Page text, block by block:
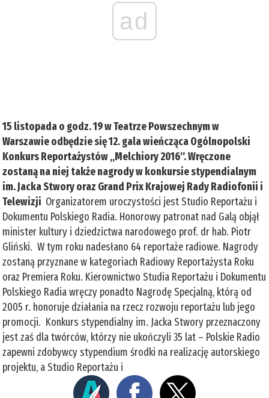
ad
15 listopada o godz. 19 w Teatrze Powszechnym w
Warszawie odbędzie się 12. gala wieńcząca Ogólnopolski
Konkurs Reportażystów „Melchiory 2016”. Wręczone
zostaną na niej także nagrody w konkursie stypendialnym
im. Jacka Stwory oraz Grand Prix Krajowej Rady Radiofonii i
Telewizji Organizatorem uroczystości jest Studio Reportażu i
Dokumentu Polskiego Radia. Honorowy patronat nad Galą objął
minister kultury i dziedzictwa narodowego prof. dr hab. Piotr
Gliński. W tym roku nadesłano 64 reportaże radiowe. Nagrody
zostaną przyznane w kategoriach Radiowy Reportażysta Roku
oraz Premiera Roku. Kierownictwo Studia Reportażu i Dokumentu
Polskiego Radia wręczy ponadto Nagrodę Specjalną, którą od
2005 r. honoruje działania na rzecz rozwoju reportażu lub jego
promocji. Konkurs stypendialny im. Jacka Stwory przeznaczony
jest zaś dla twórców, którzy nie ukończyli 35 lat – Polskie Radio
zapewni zdobywcy stypendium środki na realizację autorskiego
projektu, a Studio Reportażu i